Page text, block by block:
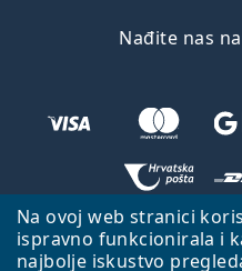
Na ovoj web stranici
ispravno funkcionirala i
najbolje iskustvo
Nađite nas na
Natrag na
Lentiamo.hr je u vlasništvu i